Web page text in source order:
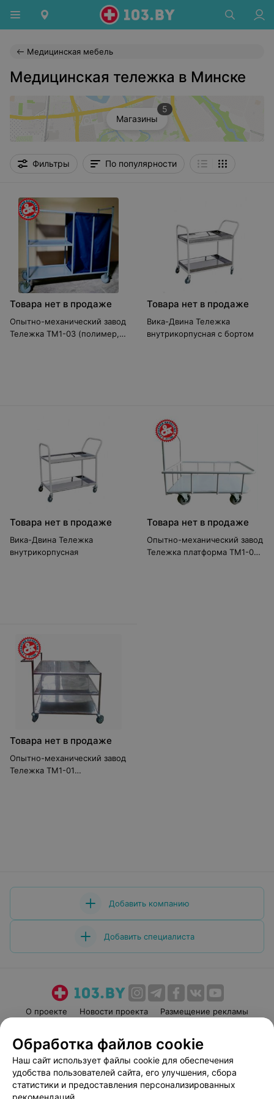
Медицинская мебель
Медицинская тележка в Минске
Магазины
5
Фильтры По популярности
Товара нет в продаже
Опытно-механический завод
Тележка ТМ1-03 (полимер, с
Товара нет в продаже
Вика-Двина Тележка
внутрикорпусная с бортом
Товара нет в продаже
Вика-Двина Тележка
внутрикорпусная
Товара нет в продаже
Опытно-механический завод
Тележка платформа ТМ1-06
Товара нет в продаже
Опытно-механический завод
Тележка ТМ1-01
Добавить компанию
Добавить специалиста
О проекте Новости проекта
Размещение рекламы
Пользовательское соглашение
Способы оплаты
Вакансии
Партнеры
Написать руководителю 103.by
Обработка файлов cookie
Наш сайт использует файлы cookie для обеспечения
удобства пользователей сайта, его улучшения, сбора
статистики и предоставления персонализированных
рекомендаций.